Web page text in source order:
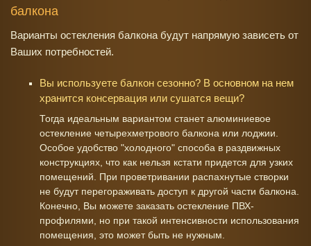
балкона
Варианты остекления балкона будут напрямую зависеть от
Ваших потребностей.
Вы используете балкон сезонно? В основном на нем
хранится консервация или сушатся вещи?
Тогда идеальным вариантом станет алюминиевое
остекление четырехметрового балкона или лоджии.
Особое удобство "холодного" способа в раздвижных
конструкциях, что как нельзя кстати придется для узких
помещений. При проветривании распахнутые створки
не будут перегораживать доступ к другой части балкона.
Конечно, Вы можете заказать остекление ПВХ-
профилями, но при такой интенсивности использования
помещения, это может быть не нужным.